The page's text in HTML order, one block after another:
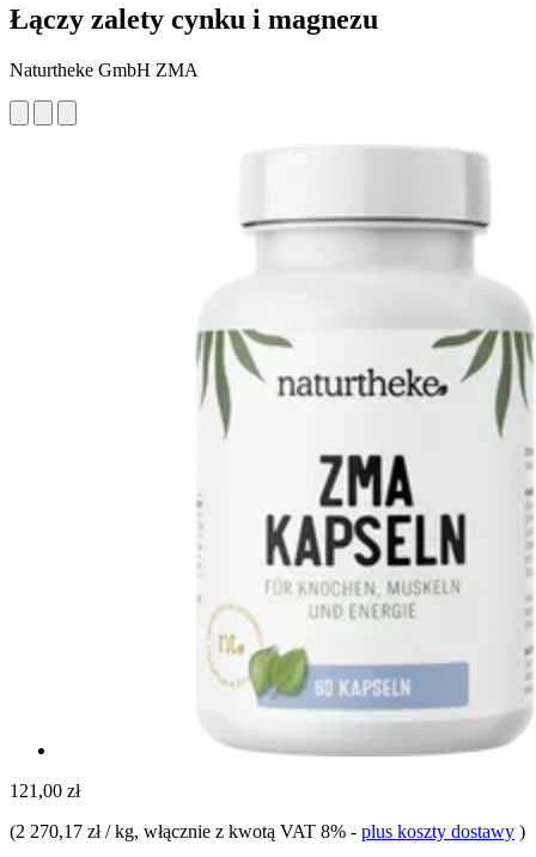
Łączy zalety cynku i magnezu
Naturtheke GmbH ZMA
121,00 zł
(2 270,17 zł / kg, włącznie z kwotą VAT 8% - plus koszty dostawy )